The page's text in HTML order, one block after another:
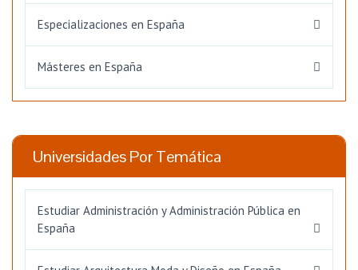
Especializaciones en España
Másteres en España
Universidades Por Temática
Estudiar Administración y Administración Pública en
España